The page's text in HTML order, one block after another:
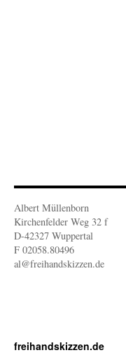
Albert Müllenborn
Kirchenfelder Weg 32 f
D-42327 Wuppertal
F 02058.80496
al@freihandskizzen.de
freihandskizzen.de